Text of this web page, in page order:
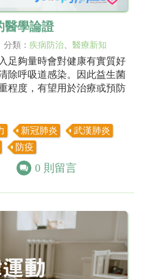
醫學論證
分類： 疾病防治 醫療新知
足夠量時會對健康有實質好
除呼吸道感染。因此益生菌
程度，有望用於治療或預防
新冠肺炎
武漢肺炎
防疫
0 則留言